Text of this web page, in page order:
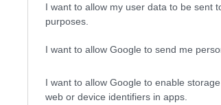
I want to allow my user data to be sent
purposes.
I want to allow Google to send me
I want to allow Google to enable
web or device identifiers in apps.